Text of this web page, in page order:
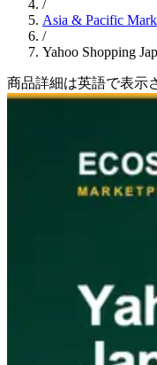
/
Asia & Pacific
/
Yahoo Shopping
商品詳細は英語で表示